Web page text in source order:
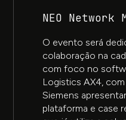
NEO Network
O evento será
colaboração na
com foco no
Logistics AX4,
Siemens
plataforma e case